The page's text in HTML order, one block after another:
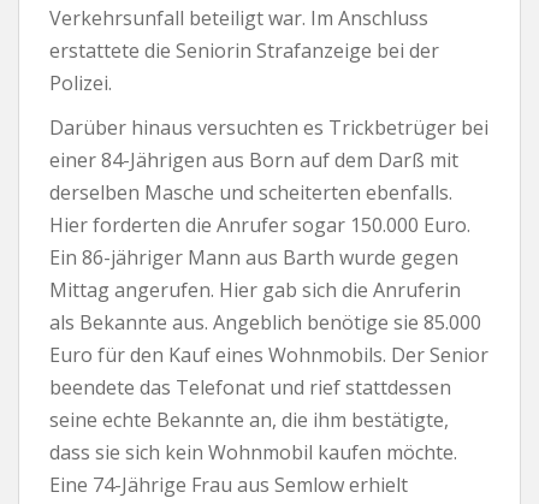
Verkehrsunfall beteiligt war. Im Anschluss
erstattete die Seniorin Strafanzeige bei der
Polizei.
Darüber hinaus versuchten es Trickbetrüger bei
einer 84-Jährigen aus Born auf dem Darß mit
derselben Masche und scheiterten ebenfalls.
Hier forderten die Anrufer sogar 150.000 Euro.
Ein 86-jähriger Mann aus Barth wurde gegen
Mittag angerufen. Hier gab sich die Anruferin
als Bekannte aus. Angeblich benötige sie 85.000
Euro für den Kauf eines Wohnmobils. Der Senior
beendete das Telefonat und rief stattdessen
seine echte Bekannte an, die ihm bestätigte,
dass sie sich kein Wohnmobil kaufen möchte.
Eine 74-Jährige Frau aus Semlow erhielt